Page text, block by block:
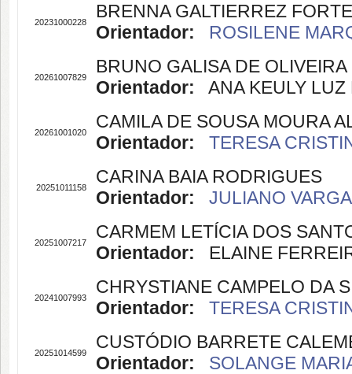
20231000228
BRENNA GALTIERREZ
Orientador:
ROSILENE
20261007829
BRUNO GALISA DE OLIVEIRA
Orientador: ANA KEULY
20261001020
CAMILA DE SOUSA MOURA
Orientador:
TERESA
20251011158
CARINA BAIA RODRIGUES
Orientador:
JULIANO
20251007217
CARMEM LETÍCIA DOS
Orientador: ELAINE
20241007993
CHRYSTIANE CAMPELO DA
Orientador:
TERESA
20251014599
CUSTÓDIO BARRETE
Orientador:
SOLANGE